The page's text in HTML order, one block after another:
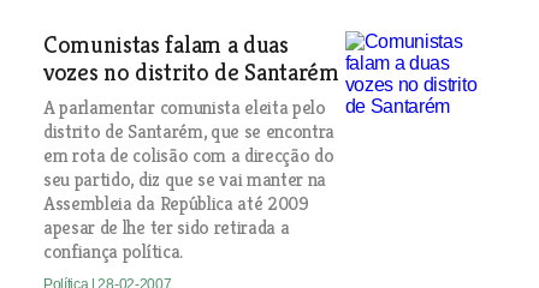
Comunistas falam a duas
vozes no distrito de Santarém
A parlamentar comunista eleita pelo
distrito de Santarém, que se encontra
em rota de colisão com a direcção do
seu partido, diz que se vai manter na
Assembleia da República até 2009
apesar de lhe ter sido retirada a
confiança política.
Política | 28-02-2007